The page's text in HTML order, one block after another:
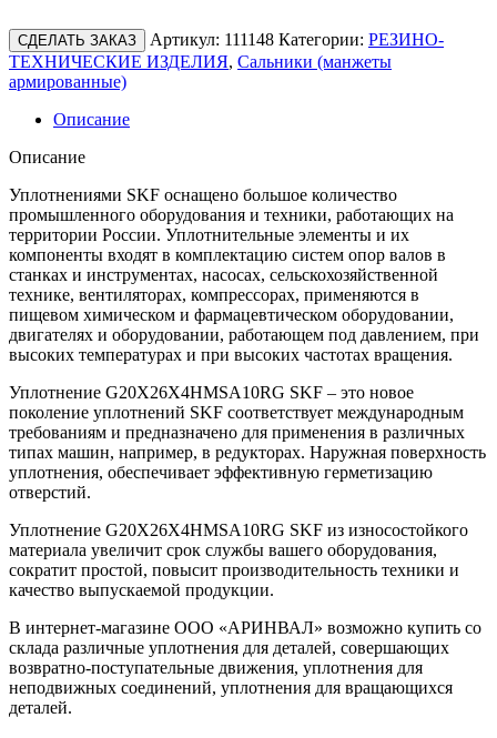
СДЕЛАТЬ ЗАКАЗ Артикул: 111148 Категории: РЕЗИНО-
ТЕХНИЧЕСКИЕ ИЗДЕЛИЯ, Сальники (манжеты
армированные)
Описание
Описание
Уплотнениями SKF оснащено большое количество
промышленного оборудования и техники, работающих на
территории России. Уплотнительные элементы и их
компоненты входят в комплектацию систем опор валов в
станках и инструментах, насосах, сельскохозяйственной
технике, вентиляторах, компрессорах, применяются в
пищевом химическом и фармацевтическом оборудовании,
двигателях и оборудовании, работающем под давлением, при
высоких температурах и при высоких частотах вращения.
Уплотнение G20X26X4HMSA10RG SKF – это новое
поколение уплотнений SKF соответствует международным
требованиям и предназначено для применения в различных
типах машин, например, в редукторах. Наружная поверхность
уплотнения, обеспечивает эффективную герметизацию
отверстий.
Уплотнение G20X26X4HMSA10RG SKF из износостойкого
материала увеличит срок службы вашего оборудования,
сократит простой, повысит производительность техники и
качество выпускаемой продукции.
В интернет-магазине ООО «АРИНВАЛ» возможно купить со
склада различные уплотнения для деталей, совершающих
возвратно-поступательные движения, уплотнения для
неподвижных соединений, уплотнения для вращающихся
деталей.